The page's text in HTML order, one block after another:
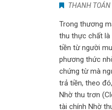
THANH TOÁN
Trong thương
thu thực chất là
tiền từ người
phương thức
chứng từ mà
trả tiền, theo
Nhờ thu trơn
tài chính Nhờ